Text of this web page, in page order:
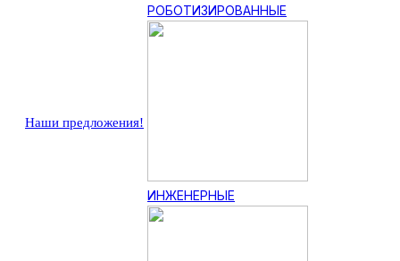
Наши предложения!
РОБОТИЗИРОВАННЫЕ
ИНЖЕНЕРНЫЕ